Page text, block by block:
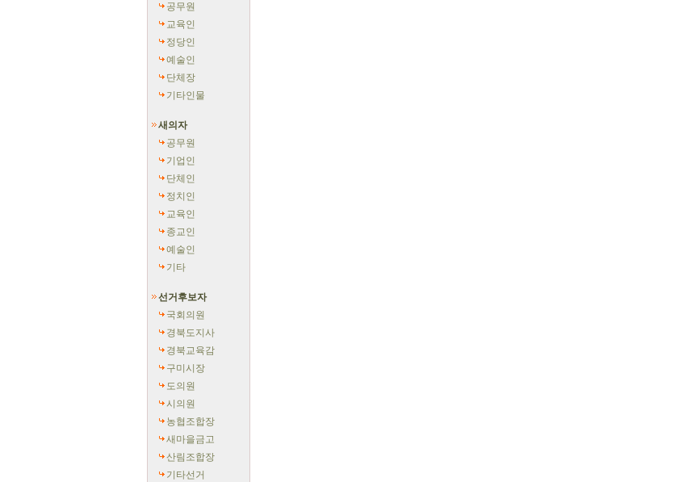
공무원
교육인
정당인
예술인
단체장
기타인물
새의자
공무원
기업인
단체인
정치인
교육인
종교인
예술인
기타
선거후보자
국회의원
경북도지사
경북교육감
구미시장
도의원
시의원
농협조합장
새마을금고
산림조합장
기타선거